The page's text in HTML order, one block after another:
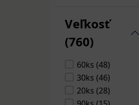
ZDROVIT (8)
EDENPharma (7)
Naturprodukt
GREEN - SWAN
CR, a.s. (7)
Veľkosť
(760)
60ks (48)
30ks (46)
20ks (28)